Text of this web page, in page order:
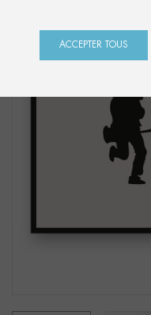
ACCEPTER TOUS